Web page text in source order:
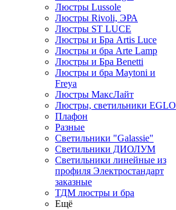
Люстры Lussole
Люстры Rivoli, ЭРА
Люстры ST LUCE
Люстры и Бра Artis Luce
Люстры и бра Arte Lamp
Люстры и Бра Benetti
Люстры и бра Maytoni и
Freya
Люстры МаксЛайт
Люстры, светильники EGLO
Плафон
Разные
Светильники "Galassie"
Светильники ДИОЛУМ
Светильники линейные из
профиля Электростандарт
заказные
ТДМ люстры и бра
Ещё